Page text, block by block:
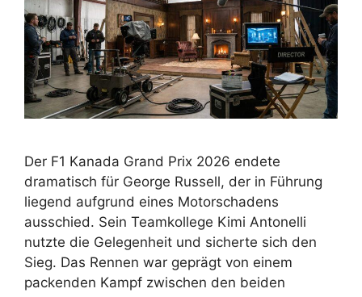
Der F1 Kanada Grand Prix 2026 endete
dramatisch für George Russell, der in Führung
liegend aufgrund eines Motorschadens
ausschied. Sein Teamkollege Kimi Antonelli
nutzte die Gelegenheit und sicherte sich den
Sieg. Das Rennen war geprägt von einem
packenden Kampf zwischen den beiden